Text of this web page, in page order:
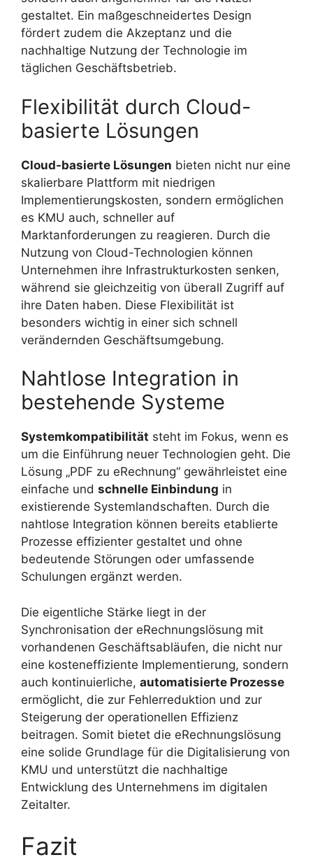
gestaltet. Ein maßgeschneidertes Design
fördert zudem die Akzeptanz und die
nachhaltige Nutzung der Technologie im
täglichen Geschäftsbetrieb.
Flexibilität durch Cloud-
basierte Lösungen
Cloud-basierte Lösungen bieten nicht nur eine
skalierbare Plattform mit niedrigen
Implementierungskosten, sondern ermöglichen
es KMU auch, schneller auf
Marktanforderungen zu reagieren. Durch die
Nutzung von Cloud-Technologien können
Unternehmen ihre Infrastrukturkosten senken,
während sie gleichzeitig von überall Zugriff auf
ihre Daten haben. Diese Flexibilität ist
besonders wichtig in einer sich schnell
verändernden Geschäftsumgebung.
Nahtlose Integration in
bestehende Systeme
Systemkompatibilität steht im Fokus, wenn es
um die Einführung neuer Technologien geht. Die
Lösung „PDF zu eRechnung“ gewährleistet eine
einfache und schnelle Einbindung in
existierende Systemlandschaften. Durch die
nahtlose Integration können bereits etablierte
Prozesse effizienter gestaltet und ohne
bedeutende Störungen oder umfassende
Schulungen ergänzt werden.
Die eigentliche Stärke liegt in der
Synchronisation der eRechnungslösung mit
vorhandenen Geschäftsabläufen, die nicht nur
eine kosteneffiziente Implementierung, sondern
auch kontinuierliche, automatisierte Prozesse
ermöglicht, die zur Fehlerreduktion und zur
Steigerung der operationellen Effizienz
beitragen. Somit bietet die eRechnungslösung
eine solide Grundlage für die Digitalisierung von
KMU und unterstützt die nachhaltige
Entwicklung des Unternehmens im digitalen
Zeitalter.
Fazit